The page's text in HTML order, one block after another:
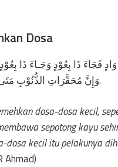
Dosa
فَجَاءَ ذَا بِعُوْدٍ وَجَـاءَ ذَا
وَإِنَّ مُحَقَّرَاتِ الذُّنُوْبِ مَتَى يُؤْخَذْ بِهَا صَاحِبُهَا تُهْلِكُهُ.
dosa-dosa kecil,
sepotong kayu
dosa kecil itu pelakunya
Ahmad)